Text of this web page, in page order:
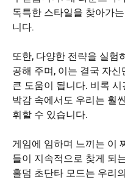
독특한 스타일을 찾아가
니다.
또한, 다양한 전략을 실험
공해 주며, 이는 결국 자
큰 도움이 됩니다. 비록
박감 속에서도 우리는 훨
휘할 수 있습니다.
게임에 임하며 느끼는 이
들이 지속적으로 찾게 되
홀덤 초단타 모드는 우리